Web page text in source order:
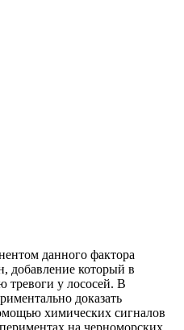
данного фактора
добавление который в
тревоги у лососей. В
доказать
химических сигналов
на черноморских